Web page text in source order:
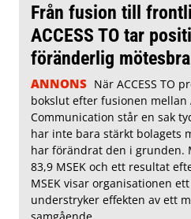
Från fusion till
ACCESS TO tar
föränderlig
ANNONS När ACCESS TO
bokslut efter fusionen mellan
Communication står en sak
har inte bara stärkt bolagets
har förändrat den i grunden.
83,9 MSEK och ett resultat
MSEK visar organisationen
understryker effekten av ett